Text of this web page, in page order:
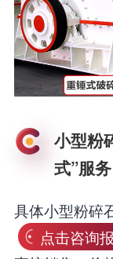
小型粉
式”服务
具体小型粉碎
点击咨询